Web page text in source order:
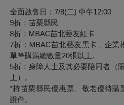
全面啟售日： 7/8(二) 中午12:00
9折：苗栗縣民
8折：MBAC苗北藝友紅卡
7折：MBAC苗北藝友黑卡、企業
單筆購滿總數量20張以上。
5折：身障人士及其必要陪同者（
上）。
*持苗栗縣民優惠票、敬老優待購
證件。